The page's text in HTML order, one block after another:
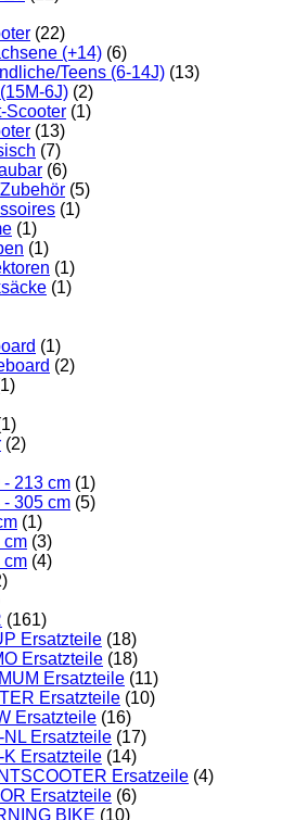
(22)
(+14) (6)
Teens (6-14J) (13)
6J) (2)
Scooter (1)
(13)
(7)
(6)
(5)
(1)
(1)
(1)
(1)
(1)
(1)
(2)
(2)
213 cm (1)
305 cm (5)
(1)
cm (3)
cm (4)
(161)
Ersatzteile (18)
Ersatzteile (18)
Ersatzteile (11)
Ersatzteile (10)
Ersatzteile (16)
NL Ersatzteile (17)
K Ersatzteile (14)
Ersatzeile (4)
Ersatzteile (6)
BIKE (10)